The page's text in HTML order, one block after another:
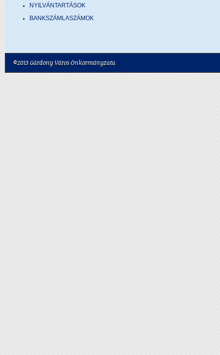
NYILVÁNTARTÁSOK
BANKSZÁMLASZÁMOK
©2013 Gárdony Város Önkormányzata